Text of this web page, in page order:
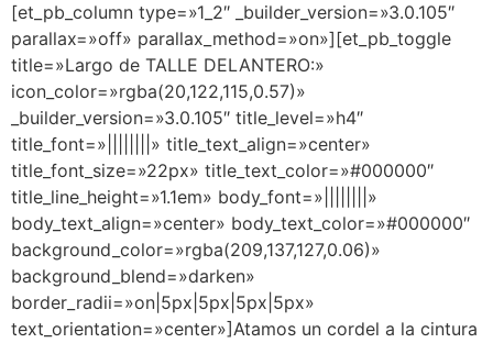
[et_pb_column type=»1_2″ _builder_version=»3.0.105″
parallax=»off» parallax_method=»on»][et_pb_toggle
title=»Largo de TALLE DELANTERO:»
icon_color=»rgba(20,122,115,0.57)»
_builder_version=»3.0.105″ title_level=»h4″
title_font=»||||||||» title_text_align=»center»
title_font_size=»22px» title_text_color=»#000000″
title_line_height=»1.1em» body_font=»||||||||»
body_text_align=»center» body_text_color=»#000000″
background_color=»rgba(209,137,127,0.06)»
background_blend=»darken»
border_radii=»on|5px|5px|5px|5px»
text_orientation=»center»]Atamos un cordel a la cintura